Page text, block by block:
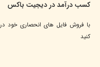
کسب درآمد در دیجیت باکس
با فروش فایل های انحصاری خود
کنید